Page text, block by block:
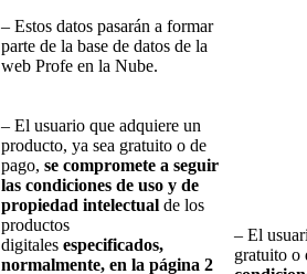
– Estos datos pasarán a formar
parte de la base de datos de la
web Profe en la Nube.
– El usuario que adquiere un
producto, ya sea gratuito o de
pago, se compromete a seguir
las condiciones de uso y de
propiedad intelectual de los
productos
digitales especificados,
normalmente, en la página 2
– El
gratuito o